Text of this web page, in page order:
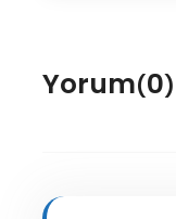
Yorum(0)